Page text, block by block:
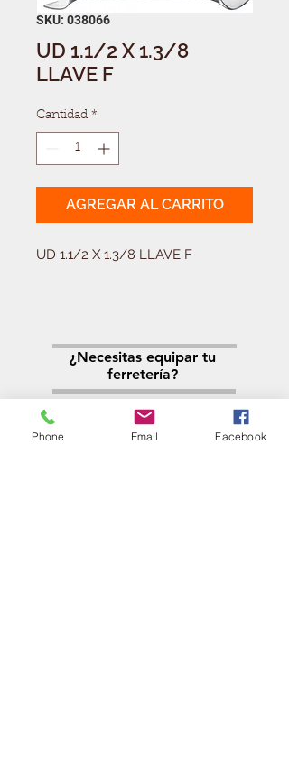
SKU: 038066
UD 1.1/2 X 1.3/8
LLAVE F
Cantidad *
AGREGAR AL CARRITO
UD 1.1/2 X 1.3/8 LLAVE F
011-4768-9855
info@angelmbeber.com.ar
¿Necesitas equipar tu
ferretería?
Phone Email Facebook